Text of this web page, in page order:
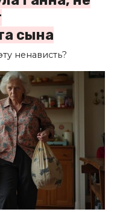
сына
ненависть?